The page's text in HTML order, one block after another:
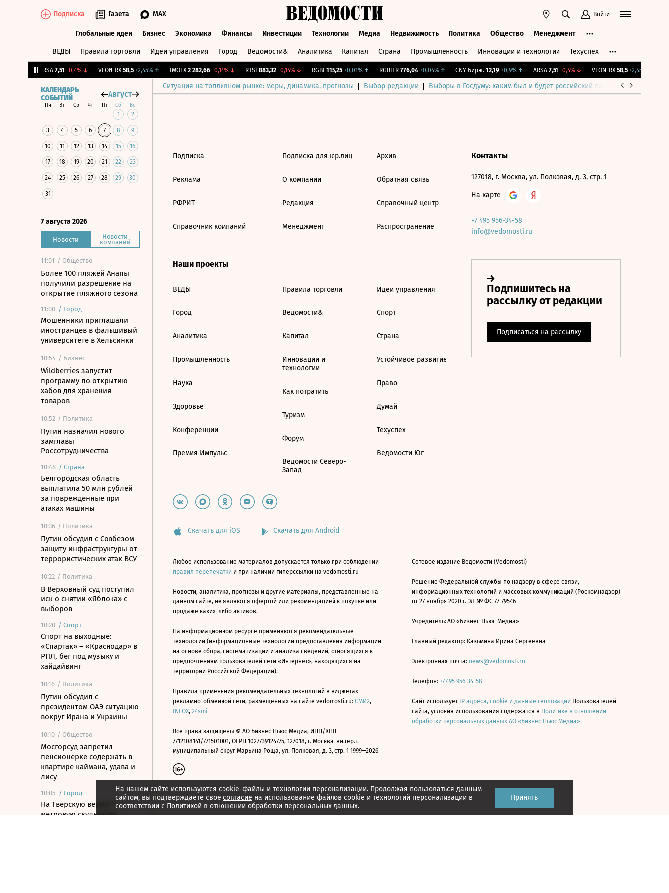
Подписка Газета MAX Войти
Глобальные идеи Бизнес Экономика Финансы Инвестиции Технологии Медиа Недвижимость Политика Общество Менеджмент
ВЕДЫ Правила торговли Идеи управления Город Ведомости& Аналитика Капитал Страна Промышленность Инновации и технологии Техуспех
ARSA 7,51 -0,4%↓ VEON-RX 58,5 +2,45%↑ IMOEX 2 282,66 -0,14%↓ RTSI 883,32 -0,14%↓ RGBI 115,25 +0,01%↑ RGBITR 776,04 +0,04%↑ CNY Бирж. 12,19 +0,9%↑ ARSA 7,51 -0,4%↓ VEON-RX 58,5 +2,45%
Ситуация на топливном рынке: меры, динамика, прогнозы Выбор редакции Выборы в Госдуму: каким был и будет российский парламент
КАЛЕНДАРЬ
СОБЫТИЙ
Август
Пн Вт Ср Чт Пт Сб Вс
1 2
3 4 5 6 7 8 9
10 11 12 13 14 15 16
17 18 19 20 21 22 23
24 25 26 27 28 29 30
31
7 августа 2026
Новости Новости
компаний
11:01 / Общество
Более 100 пляжей Анапы
получили разрешение на
открытие пляжного сезона
11:00 / Город
Мошенники приглашали
иностранцев в фальшивый
университете в Хельсинки
10:54 / Бизнес
Wildberries запустит
программу по открытию
хабов для хранения
товаров
10:52 / Политика
Путин назначил нового
замглавы
Россотрудничества
10:48 / Страна
Белгородская область
выплатила 50 млн рублей
за поврежденные при
атаках машины
10:36 / Политика
Путин обсудил с Совбезом
защиту инфраструктуры от
террористических атак ВСУ
10:22 / Политика
В Верховный суд поступил
иск о снятии «Яблока» с
выборов
10:20 / Спорт
Спорт на выходные:
«Спартак» – «Краснодар» в
РПЛ, бег под музыку и
хайдайвинг
10:16 / Политика
Путин обсудил с
президентом ОАЭ ситуацию
вокруг Ирана и Украины
10:10 / Общество
Мосгорсуд запретил
пенсионерке содержать в
квартире каймана, удава и
лису
10:05 / Город
На Тверскую вернут 7-
метровую скульптуру
На нашем сайте используются cookie-файлы и технологии персонализации. Продолжая пользоваться данным
сайтом, вы подтверждаете свое согласие на использование файлов cookie и технологий персонализации в
соответствии с Политикой в отношении обработки персональных данных.
Принять
Подписка
Реклама
РФРИТ
Справочник компаний
Подписка для юр.лиц
О компании
Редакция
Менеджмент
Архив
Обратная связь
Справочный центр
Распространение
Наши проекты
ВЕДЫ
Город
Аналитика
Промышленность
Наука
Здоровье
Конференции
Премия Импульс
Правила торговли
Ведомости&
Капитал
Инновации и
технологии
Как потратить
Туризм
Форум
Ведомости Северо-
Запад
Идеи управления
Спорт
Страна
Устойчивое развитие
Право
Думай
Техуспех
Ведомости Юг
Контакты
127018, г. Москва, ул. Полковая, д. 3, стр. 1
На карте
+7 495 956-34-58
info@vedomosti.ru
Скачать для iOS Скачать для Android
Любое использование материалов допускается только при соблюдении
правил перепечатки и при наличии гиперссылки на vedomosti.ru
Новости, аналитика, прогнозы и другие материалы, представленные на
данном сайте, не являются офертой или рекомендацией к покупке или
продаже каких-либо активов.
На информационном ресурсе применяются рекомендательные
технологии (информационные технологии предоставления информации
на основе сбора, систематизации и анализа сведений, относящихся к
предпочтениям пользователей сети «Интернет», находящихся на
территории Российской Федерации).
Правила применения рекомендательных технологий в виджетах
рекламно-обменной сети, размещенных на сайте vedomosti.ru: СМИ2,
INFOX, 24smi
Все права защищены © АО Бизнес Ньюс Медиа, ИНН/КПП
7712108141/771501001, ОГРН 1027739124775, 127018, г. Москва, вн.тер.г.
муниципальный округ Марьина Роща, ул. Полковая, д. 3, стр. 1 1999—2026
Сетевое издание Ведомости (Vedomosti)
Решение Федеральной службы по надзору в сфере связи,
информационных технологий и массовых коммуникаций (Роскомнадзор)
от 27 ноября 2020 г. ЭЛ № ФС 77-79546
Учредитель: АО «Бизнес Ньюс Медиа»
Главный редактор: Казьмина Ирина Сергеевна
Электронная почта: news@vedomosti.ru
Телефон: +7 495 956-34-58
Сайт использует IP адреса, cookie и данные геолокации Пользователей
сайта, условия использования содержатся в Политике в отношении
обработки персональных данных АО «Бизнес Ньюс Медиа»